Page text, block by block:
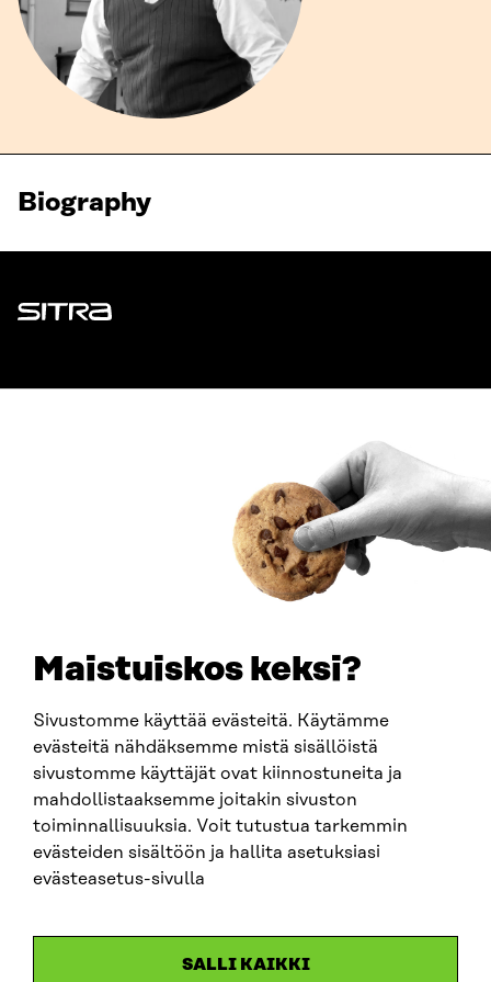
Maistuiskos keksi?
Sivustomme käyttää evästeitä. Käytämme
evästeitä nähdäksemme mistä sisällöistä
sivustomme käyttäjät ovat kiinnostuneita ja
mahdollistaaksemme joitakin sivuston
toiminnallisuuksia. Voit tutustua tarkemmin
evästeiden sisältöön ja hallita asetuksiasi
evästeasetus-sivulla
SALLI KAIKKI
Biography
Sitra
firstname.lastname@sitra.fi
SITRA ON SOCIAL MEDIA
LinkedIn
Instagram